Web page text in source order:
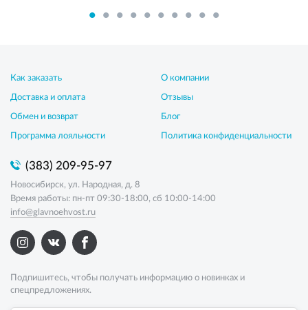
Как заказать
Доставка и оплата
Обмен и возврат
Программа лояльности
О компании
Отзывы
Блог
Политика конфиденциальности
(383) 209-95-97
Новосибирск, ул. Народная, д. 8
Время работы: пн-пт 09:30-18:00, сб 10:00-14:00
info@glavnoehvost.ru
Подпишитесь, чтобы получать информацию о новинках и
спецпредложениях.